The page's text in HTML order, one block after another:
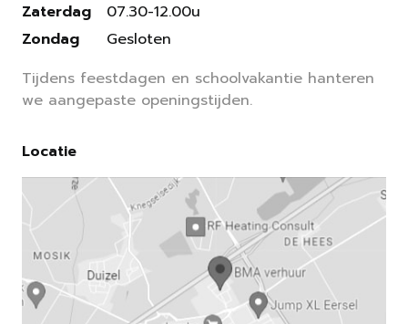
Zaterdag
Zondag
07.30-12.00u
Gesloten
Tijdens feestdagen en schoolvakantie hanteren
we aangepaste openingstijden.
Locatie